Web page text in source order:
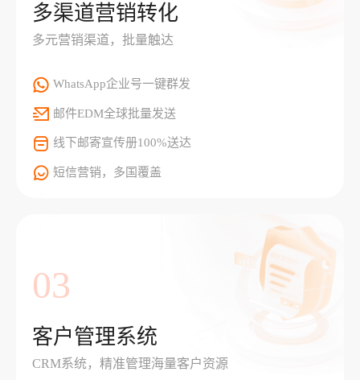
多渠道营销转化
多元营销渠道，批量触达
WhatsApp企业号一键群发
邮件EDM全球批量发送
线下邮寄宣传册100%送达
短信营销，多国覆盖
03
客户管理系统
CRM系统，精准管理海量客户资源